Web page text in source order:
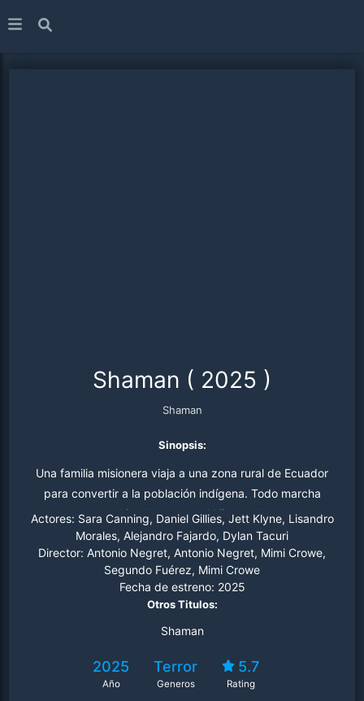
Shaman ( 2025 )
Shaman
Sinopsis:
Una familia misionera viaja a una zona rural de Ecuador
para convertir a la población indígena. Todo marcha
aparentemente bien hasta que el hijo se adentra en una
cueva prohibida y regresa portando un espíritu
demoníaco. Candida, la madre, cree que un exorcismo
católico puede liberarlo de esa fuerza maligna; sin
embargo, los chamanes locales advierten que esta
no se enfrenta adecuadamente, podría destruirlos a
Actores: Sara Canning, Daniel Gillies, Jett Klyne, Lisandro
Morales, Alejandro Fajardo, Dylan Tacuri
Director: Antonio Negret, Antonio Negret, Mimi Crowe,
Segundo Fuérez, Mimi Crowe
Fecha de estreno: 2025
Otros Titulos:
Shaman
2025
Año
Terror
Generos
5.7
Rating